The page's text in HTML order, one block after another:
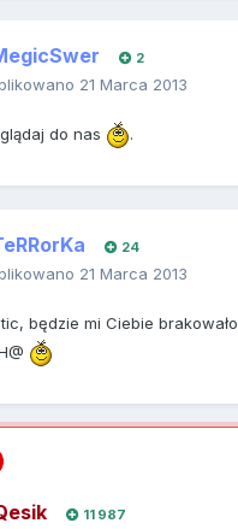
2
21 Marca 2013
do nas .
24
21 Marca 2013
będzie mi Ciebie brakowało
11 987